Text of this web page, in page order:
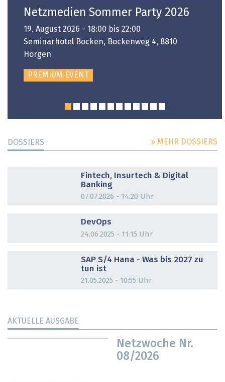
Netzmedien Sommer Party 2026
19. August 2026 - 18:00 bis 22:00
Seminarhotel Bocken, Bockenweg 4, 8810
Horgen
PREMIUM EVENT
DOSSIERS » MEHR DOSSIERS
Fintech, Insurtech & Digital
Banking
07.07.2026 - 14:20 Uhr
DevOps
24.06.2025 - 11:15 Uhr
SAP S/4 Hana - Was bis 2027 zu
tun ist
21.05.2025 - 10:55 Uhr
AKTUELLE AUSGABE
Netzwoche Nr.
08/2026